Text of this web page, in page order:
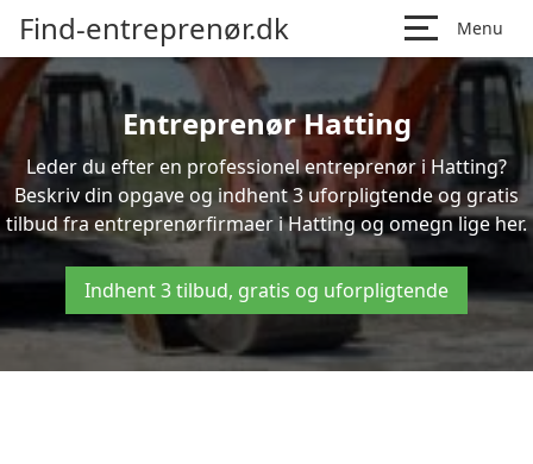
Find-entreprenør.dk Menu
Entreprenør Hatting
Leder du efter en professionel entreprenør i Hatting?
Beskriv din opgave og indhent 3 uforpligtende og gratis
tilbud fra entreprenørfirmaer i Hatting og omegn lige her.
Indhent 3 tilbud, gratis og uforpligtende